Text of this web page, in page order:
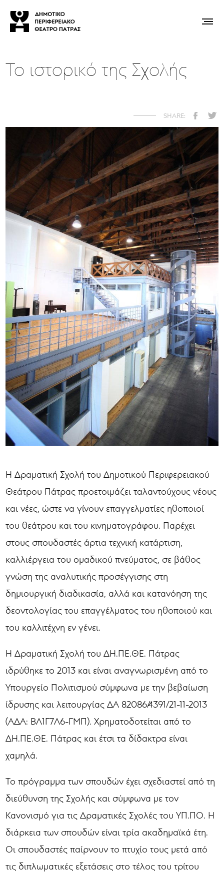
Το ιστορικό της Σχολής
Η Δραματική Σχολή του Δημοτικού Περιφερειακού
Θεάτρου Πάτρας προετοιμάζει ταλαντούχους νέους
και νέες, ώστε να γίνουν επαγγελματίες ηθοποιοί
του θεάτρου και του κινηματογράφου. Παρέχει
στους σπουδαστές άρτια τεχνική κατάρτιση,
καλλιέργεια του ομαδικού πνεύματος, σε βάθος
γνώση της αναλυτικής προσέγγισης στη
δημιουργική διαδικασία, αλλά και κατανόηση της
δεοντολογίας του επαγγέλματος του ηθοποιού και
του καλλιτέχνη εν γένει.
Η Δραματική Σχολή του ΔΗ.ΠΕ.ΘΕ. Πάτρας
ιδρύθηκε το 2013 και είναι αναγνωρισμένη από το
Υπουργείο Πολιτισμού σύμφωνα με την βεβαίωση
ίδρυσης και λειτουργίας ΔΑ 82086/4391/21-11-2013
(ΑΔΑ: ΒΛ1Γ7Λ6-ΓΜΠ). Χρηματοδοτείται από το
ΔΗ.ΠΕ.ΘΕ. Πάτρας και έτσι τα δίδακτρα είναι
χαμηλά.
Το πρόγραμμα των σπουδών έχει σχεδιαστεί από τη
διεύθυνση της Σχολής και σύμφωνα με τον
Κανονισμό για τις Δραματικές Σχολές του ΥΠ.ΠΟ. Η
διάρκεια των σπουδών είναι τρία ακαδημαϊκά έτη.
Οι σπουδαστές παίρνουν το πτυχίο τους μετά από
τις διπλωματικές εξετάσεις στο τέλος του τρίτου